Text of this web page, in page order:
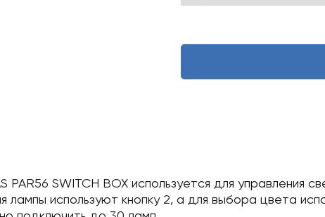
PAR56 SWITCH BOX используется для
лампы используют кнопку 2, а для выбора цвета